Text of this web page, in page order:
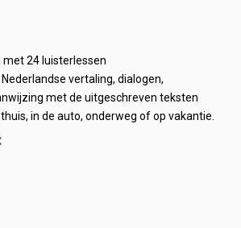
met 24 luisterlessen
vertaling, dialogen,
met de uitgeschreven teksten
in de auto, onderweg of op vakantie.